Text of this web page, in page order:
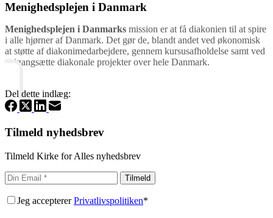
Menighedsplejen i Danmark
Menighedsplejen i Danmarks mission er at få diakonien til at spire
i alle hjørner af Danmark. Det gør de, blandt andet ved økonomisk
at støtte af diakonimedarbejdere, gennem kursusafholdelse samt ved
at igangsætte diakonale projekter over hele Danmark.
Del dette indlæg:
Tilmeld nyhedsbrev
Tilmeld Kirke for Alles nyhedsbrev
Tilmeld
Jeg acceptererPrivatlivspolitiken*